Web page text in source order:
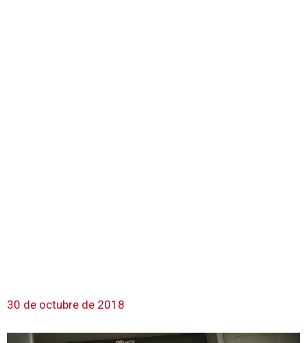
30 de octubre de 2018